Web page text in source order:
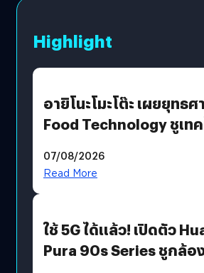
Highlight
อายิโนะโมะโต๊ะ เผยยุทธ
Food Technology ชูเท
บริโภคและ B2B
07/08/2026
Read More
ใช้ 5G ได้แล้ว! เปิดตัว
Pura 90s Series ชูกล้อ